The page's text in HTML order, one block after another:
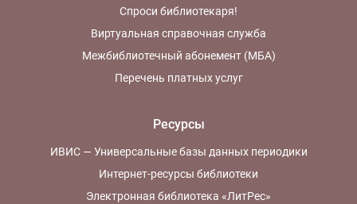
Спроси библиотекаря!
Виртуальная справочная служба
Межбиблиотечный абонемент (МБА)
Перечень платных услуг
Ресурсы
ИВИС — Универсальные базы данных периодики
Интернет-ресурсы библиотеки
Электронная библиотека «ЛитРес»